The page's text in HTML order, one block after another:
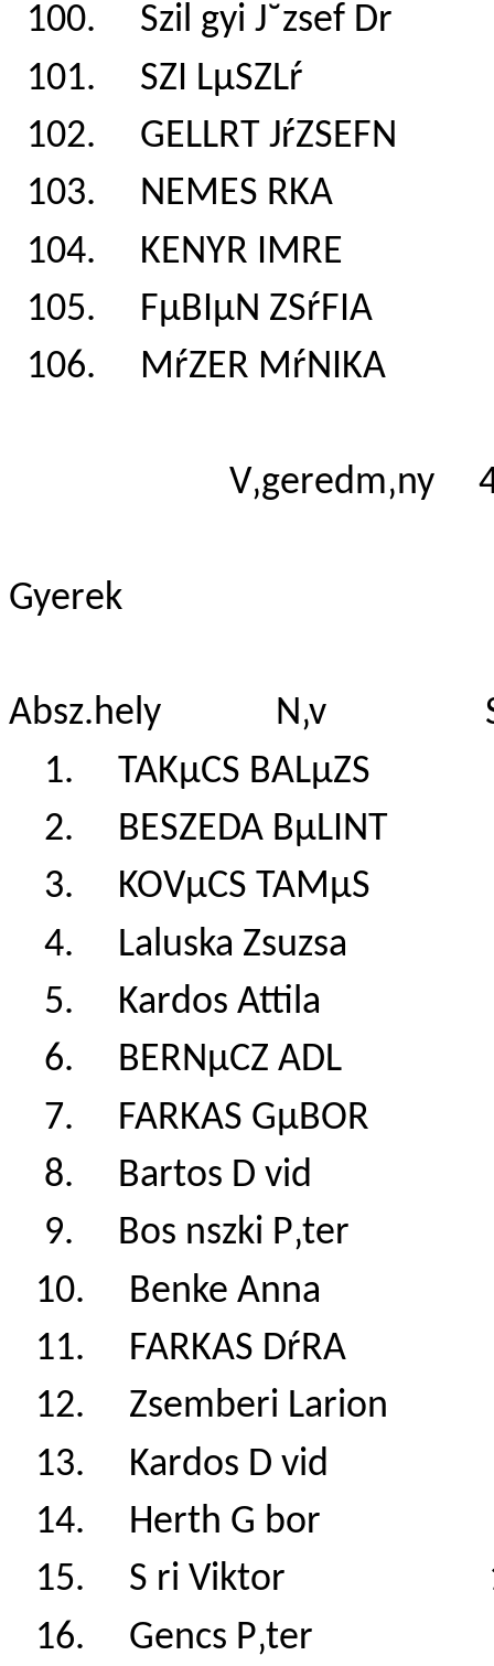
100. Szil gyi J˘zsef
101. SZI LµSZLŕ
102. GELLRT
103. NEMES
104. KENYR
105. FµBIµN
106. MŕZER
V‚geredm‚ny 4
Gyerek
Absz.hely N‚v
1. TAKµCS
2. BESZEDA
3. KOVµCS
4. Laluska
5. Kardos
6. BERNµCZ
7. FARKAS
8. Bartos D vid
9. Bos nszki
10. Benke
11. FARKAS
12. Zsemberi
13. Kardos D
14. Herth G
15. S ri Viktor
16. Gencs